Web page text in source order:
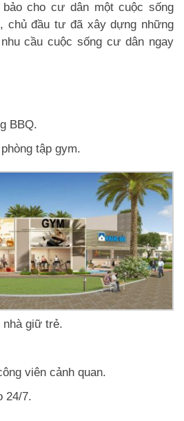
cho cư dân một cuộc sống
chủ đầu tư đã xây dựng những
cầu cuộc sống cư dân ngay
BBQ.
tập gym.
nhà giữ trẻ.
viên cảnh quan.
24/7.